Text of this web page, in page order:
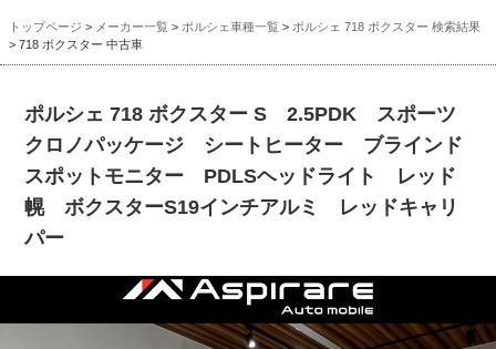
トップページ > メーカー一覧 > ポルシェ車種一覧 > ポルシェ 718 ボクスター 検索結果
> 718 ボクスター 中古車
ポルシェ 718 ボクスター S 2.5PDK スポーツ
クロノパッケージ シートヒーター ブラインド
スポットモニター PDLSヘッドライト レッド
幌 ボクスターS19インチアルミ レッドキャリ
パー